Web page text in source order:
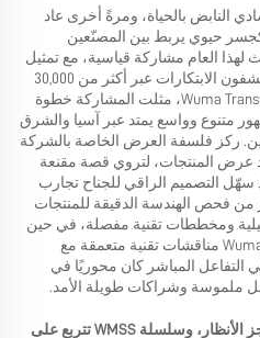
النابض بالحياة، ومرةً أخرى عاد
حيوي يربط بين المصنّعين
لهذا العام مشاركة قياسية، مع تمثيل
من أكثر من 210 دولة ومنطقة يستكشفون الابتكارات عبر أكثر من 30,000
جناح عرض. بالنسبة لشركة Wuma Transmission، مثلت المشاركة خطوة
متنوع وواسع يمتد عبر آسيا والشرق
ركز فلسفة العرض الخاصة بالشركة
عرض المنتجات، لتروي قصة مقنعة
سهّل التصميم الراقي للجناح تجارب
من فحص الهندسة الدقيقة للمنتجات
ومخططات تقنية مفصلة، في حين
أجرى فريق الخبراء الهندسيين في Wuma مناقشات تقنية متعمقة مع
التفاعل المباشر كان محوريًا في
ملموسة وشراكات طويلة الأمد.
تحت الأضواء: الابتكارات الرائدة تُحجز الأنظار، وسلسلة WMSS تتربع على